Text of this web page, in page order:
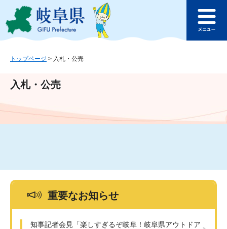
ジ
ュ
文
このページの本文へ
ュ
トップページ > 入札・公売
入札・公売
重要なお知らせ
知事記者会見「楽しすぎるぞ岐阜！岐阜県アウトドア